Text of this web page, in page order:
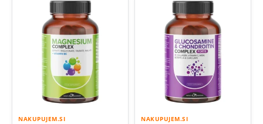
NAKUPUJEM.SI NAKUPUJEM.SI